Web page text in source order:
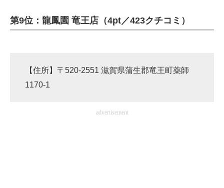
第9位：龍鳳園 竜王店（4pt／423クチコミ）
【住所】〒520-2551 滋賀県蒲生郡竜王町薬師
1170-1
advertisement